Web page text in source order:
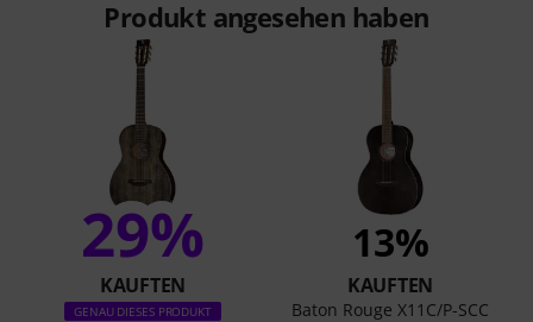
Produkt angesehen haben
29%
KAUFTEN
GENAU DIESES PRODUKT
13%
KAUFTEN
Baton Rouge X11C/P-SCC